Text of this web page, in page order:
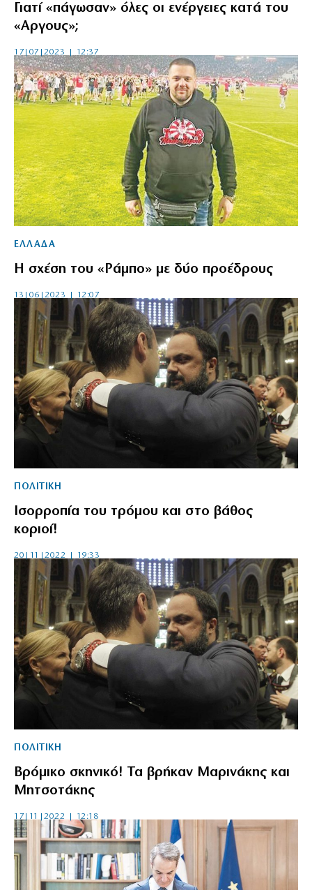
Γιατί «πάγωσαν» όλες οι ενέργειες κατά του
«Aργους»;
17|07|2023 | 12:37
ΕΛΛΑΔΑ
Η σχέση του «Ράμπο» με δύο προέδρους
13|06|2023 | 12:07
ΠΟΛΙΤΙΚΗ
Ισορροπία του τρόμου και στο βάθος
κοριοί!
20|11|2022 | 19:33
ΠΟΛΙΤΙΚΗ
Βρόμικο σκηνικό! Τα βρήκαν Μαρινάκης και
Μητσοτάκης
17|11|2022 | 12:18